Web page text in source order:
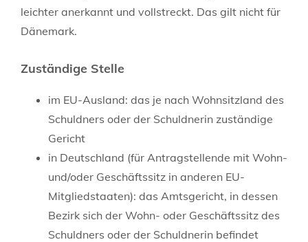
leichter anerkannt und vollstreckt. Das gilt nicht für
Dänemark.
Zuständige Stelle
im EU-Ausland: das je nach Wohnsitzland des
Schuldners oder der Schuldnerin zuständige
Gericht
in Deutschland (für Antragstellende mit Wohn-
und/oder Geschäftssitz in anderen EU-
Mitgliedstaaten): das Amtsgericht, in dessen
Bezirk sich der Wohn- oder Geschäftssitz des
Schuldners oder der Schuldnerin befindet